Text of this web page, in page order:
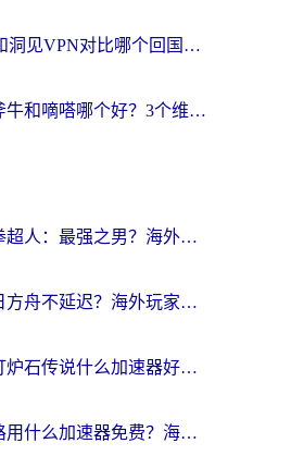
ChickCN VPN和洞见VPN对比哪个回国效果更好？海外党亲测3款加速器+避坑指南
海外党必看：斧牛和嘀嗒哪个好？3个维度教你选对回国加速器
印度怎么玩一拳超人：最强之男？海外党国服游戏加速避坑指南
国外怎么玩明日方舟不延迟？海外玩家国服游戏加速终极指南（附DNF梦幻诛仙解决方案）
海外党别愁！打炉石传说什么加速器好用？3个实用技巧解决国服游戏卡顿
国外玩流放之路用什么加速器免费？海外党亲测有效的国服游戏加速指南